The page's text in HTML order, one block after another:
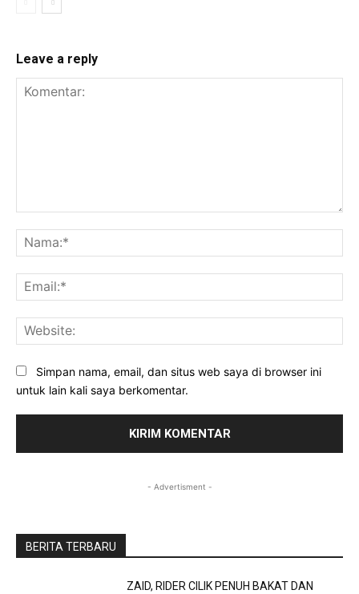
Leave a reply
Simpan nama, email, dan situs web saya di browser ini
untuk lain kali saya berkomentar.
- Advertisment -
BERITA TERBARU
ZAID, RIDER CILIK PENUH BAKAT DAN